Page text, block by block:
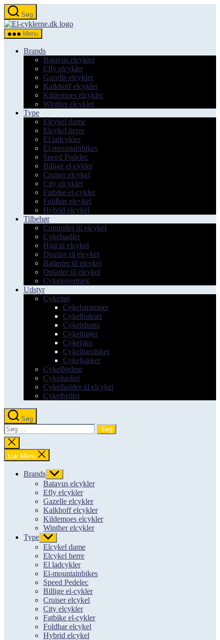
Spring
til
indholdet
Søg
el-
Menu
Brands
Batavus elcykler
Efly elcykler
Gazelle elcykler
Kalkhoff elcykler
Kildemoes elcykler
Winther elcykler
Type
Elcykel dame
Elcykel herre
El ladcykler
El-mountainbikes
Speed Pedelec
Billige el-cykler
Cruiser elcykel
City elcykler
Fatbike el-cykler
Foldbar elcykel
Hybrid elcykel
Tilbehør
Controller til elcykel
Cykelsadler
Hjul til elcykel
Display til elcykel
Batterier til elcykel
Oplader til elcykel
Cykelovertræk
Udstyr
Cykeltøj
Cykelstrømper
Cykelbukser
Cykelshorts
Cykeltrøjer
Cykelsko
Cykelhandsker
Cykeljakker
Cykelhjelme
Cykeltasker
Cykelholder til elcykel
Cykelbriller
Søg
Søg
efter:
Luk
søgning
Luk Menu
Brands Vis
undermenu
Batavus elcykler
Efly elcykler
Gazelle elcykler
Kalkhoff elcykler
Kildemoes elcykler
Winther elcykler
Type Vis
undermenu
Elcykel dame
Elcykel herre
El ladcykler
El-mountainbikes
Speed Pedelec
Billige el-cykler
Cruiser elcykel
City elcykler
Fatbike el-cykler
Foldbar elcykel
Hybrid elcykel